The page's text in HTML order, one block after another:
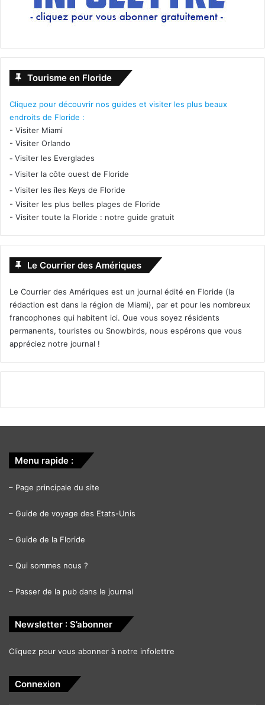
Dans les vastes plaines du Texas, une histoire d’amour et
de secrets se tisse entre des âmes en quête de
rédemption et de passion.
Le 18 avril :
iHostage (film)
Un thriller hollandais haletant inspiré de faits réels, où
Bobby Boremans tente de survivre à une prise d’otages
Le 24 avril :
You (saison 5)
Tourisme en Floride
Cliquez pour découvrir nos guides et visiter les plus beaux
endroits de Floride :
- Visiter Miami
- Visiter Orlando
- Visiter les Everglades
- Visiter la côte ouest de Floride
- Visiter les îles Keys de Floride
- Visiter les plus belles plages de Floride
- Visiter toute la Floride : notre guide gratuit
Le Courrier des Amériques
Le Courrier des Amériques est un journal édité en Floride (la
rédaction est dans la région de Miami), par et pour les nombreux
francophones qui habitent ici. Que vous soyez résidents
permanents, touristes ou Snowbirds, nous espérons que vous
appréciez notre journal !
Menu rapide :
– Page principale du site
– Guide de voyage des Etats-Unis
– Guide de la Floride
– Qui sommes nous ?
– Passer de la pub dans le journal
Newsletter : S’abonner
Cliquez pour vous abonner à notre infolettre
Connexion